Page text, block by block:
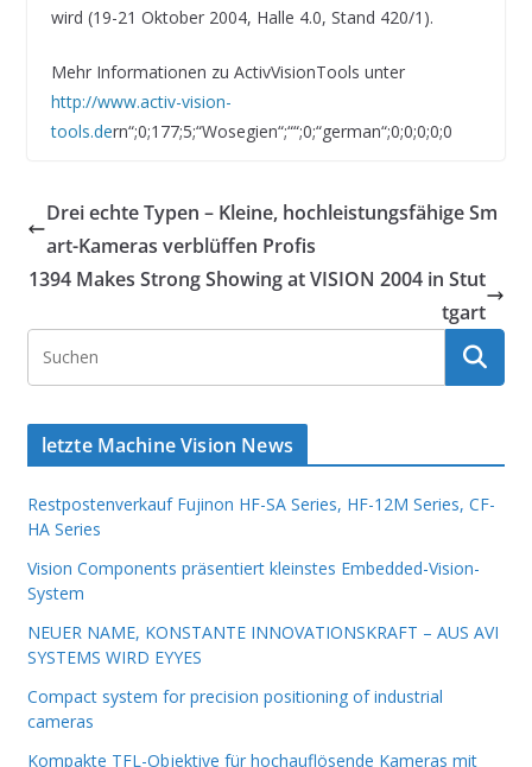
wird (19-21 Oktober 2004, Halle 4.0, Stand 420/1).
Mehr Informationen zu ActivVisionTools unter
http://www.activ-vision-
tools.dern“;0;177;5;“Wosegien“;““;0;“german“;0;0;0;0;0
Drei echte Typen – Kleine, hochleistungsfähige Sm
art-Kameras verblüffen Profis
1394 Makes Strong Showing at VISION 2004 in Stut
tgart
letzte Machine Vision News
Restpostenverkauf Fujinon HF-SA Series, HF-12M Series, CF-
HA Series
Vision Components präsentiert kleinstes Embedded-Vision-
System
NEUER NAME, KONSTANTE INNOVATIONSKRAFT – AUS AVI
SYSTEMS WIRD EYYES
Compact system for precision positioning of industrial
cameras
Kompakte TFL-Objektive für hochauflösende Kameras mit